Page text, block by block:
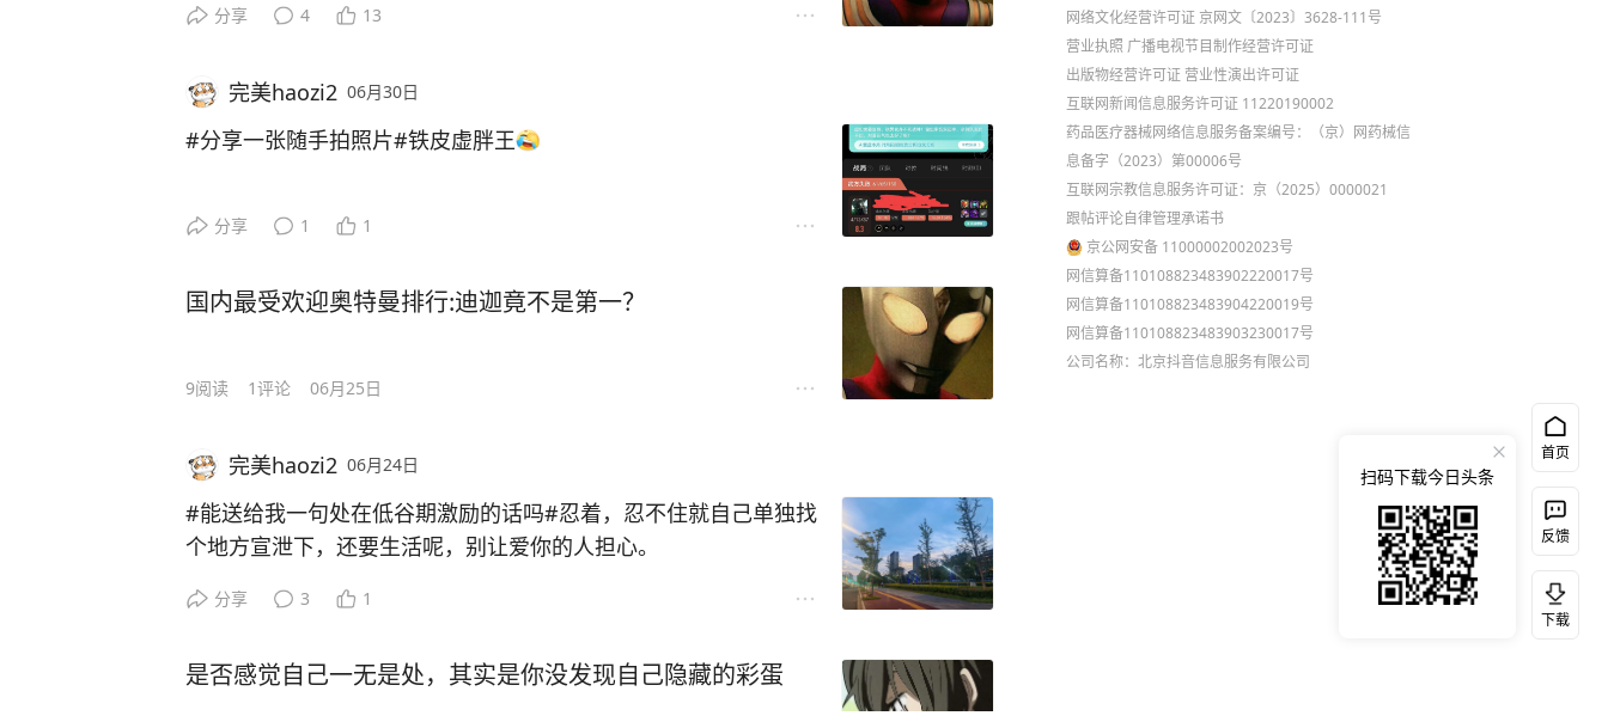
分享 4 13
完美haozi2 06月30日
#分享一张随手拍照片#铁皮虚胖王
分享 1 1
国内最受欢迎奥特曼排行:迪迦竟不是第一？
9阅读 1评论 06月25日
完美haozi2 06月24日
#能送给我一句处在低谷期激励的话吗#忍着，忍不住就自己单独找
个地方宣泄下，还要生活呢，别让爱你的人担心。
分享 3 1
是否感觉自己一无是处，其实是你没发现自己隐藏的彩蛋
网络文化经营许可证 京网文〔2023〕3628-111号
营业执照 广播电视节目制作经营许可证
出版物经营许可证 营业性演出许可证
互联网新闻信息服务许可证 11220190002
药品医疗器械网络信息服务备案编号：（京）网药械信
息备字（2023）第00006号
互联网宗教信息服务许可证：京（2025）0000021
跟帖评论自律管理承诺书
京公网安备 11000002002023号
网信算备110108823483902220017号
网信算备110108823483904220019号
网信算备110108823483903230017号
公司名称：北京抖音信息服务有限公司
首页
反馈
下载
扫码下载今日头条